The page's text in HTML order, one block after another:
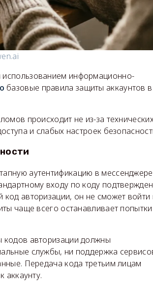
информационно-
базовые правила защиты аккаунтов в
происходит не из-за
и слабых настроек
аутентификацию в
входу по коду
авторизации, он не сможет войти
чаще всего останавливает попытки
кодов авторизации должны
службы, ни поддержка
Передача кода третьим лицам
аккаунту.